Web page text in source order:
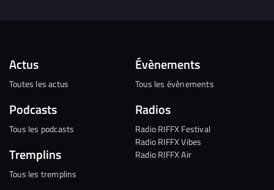
Actus
Toutes les actus
Podcasts
Tous les podcasts
Tremplins
Tous les tremplins
Évènements
Tous les évènements
Radios
Radio RIFFX Festival
Radio RIFFX Vibes
Radio RIFFX Air